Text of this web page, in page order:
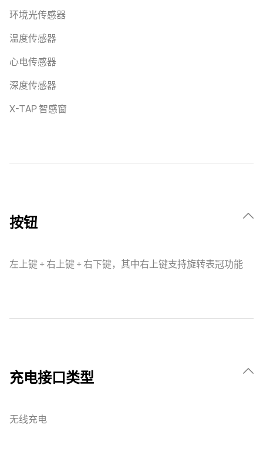
环境光传感器
温度传感器
心电传感器
深度传感器
X-TAP 智感窗
按钮
左上键 + 右上键 + 右下键，其中右上键支持旋转表冠功能
充电接口类型
无线充电